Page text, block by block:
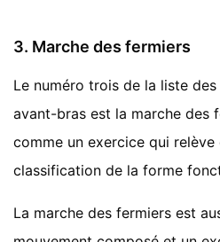
3. Marche des fermiers
Le numéro trois de la liste
avant-bras est la marche des
comme un exercice qui relève
classification de la forme
La marche des fermiers est